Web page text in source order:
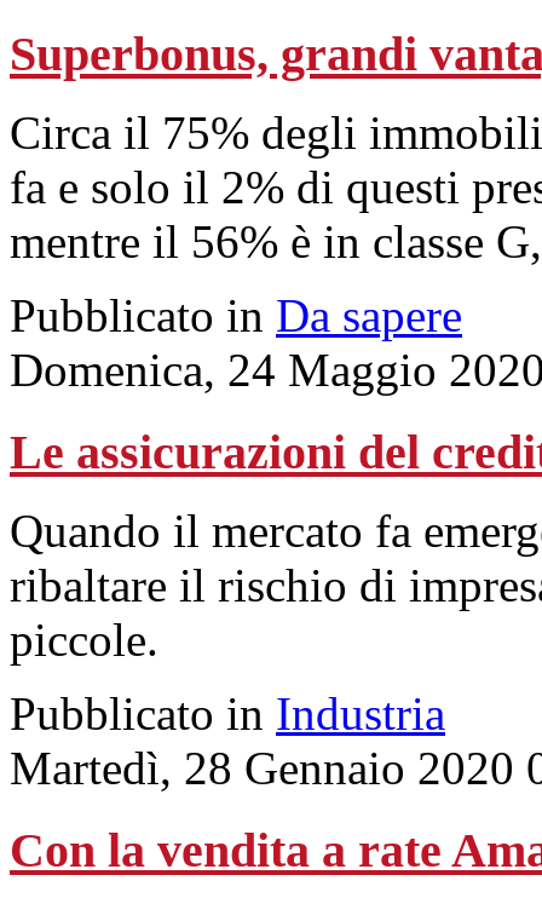
Superbonus, grandi
Circa il 75% degli
fa e solo il 2% di questi
mentre il 56% è in classe
Pubblicato in Da sapere
Domenica, 24 Maggio
Le assicurazioni del
Quando il mercato fa
ribaltare il rischio di
piccole.
Pubblicato in Industria
Martedì, 28 Gennaio 2020
Con la vendita a rate